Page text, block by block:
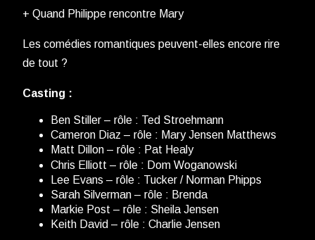
+ Quand Philippe rencontre Mary
Les comédies romantiques peuvent-elles encore rire
de tout ?
Casting :
Ben Stiller – rôle : Ted Stroehmann
Cameron Diaz – rôle : Mary Jensen Matthews
Matt Dillon – rôle : Pat Healy
Chris Elliott – rôle : Dom Woganowski
Lee Evans – rôle : Tucker / Norman Phipps
Sarah Silverman – rôle : Brenda
Markie Post – rôle : Sheila Jensen
Keith David – rôle : Charlie Jensen